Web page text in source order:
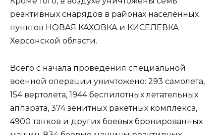
реактивных снарядов в районах населённых
пунктов НОВАЯ КАХОВКА и КИСЕЛЕВКА
Херсонской области.
Всего с начала проведения специальной
военной операции уничтожено: 293 самолета,
154 вертолета, 1944 беспилотных летательных
аппарата, 374 зенитных ракетных комплекса,
4900 танков и других боевых бронированных